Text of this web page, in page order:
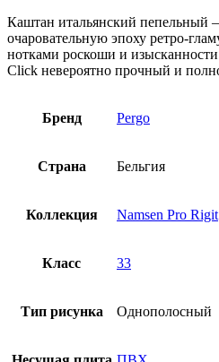
Каштан итальянский пепельный
очаровательную эпоху ретро-
нотками роскоши и
Click невероятно прочный и
Бренд Pergo
Страна Бельгия
Коллекция Namsen Pro Rigit
Класс 33
Тип рисунка Однополосный